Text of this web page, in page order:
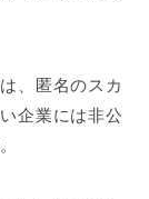
、匿名のスカ
企業には非公